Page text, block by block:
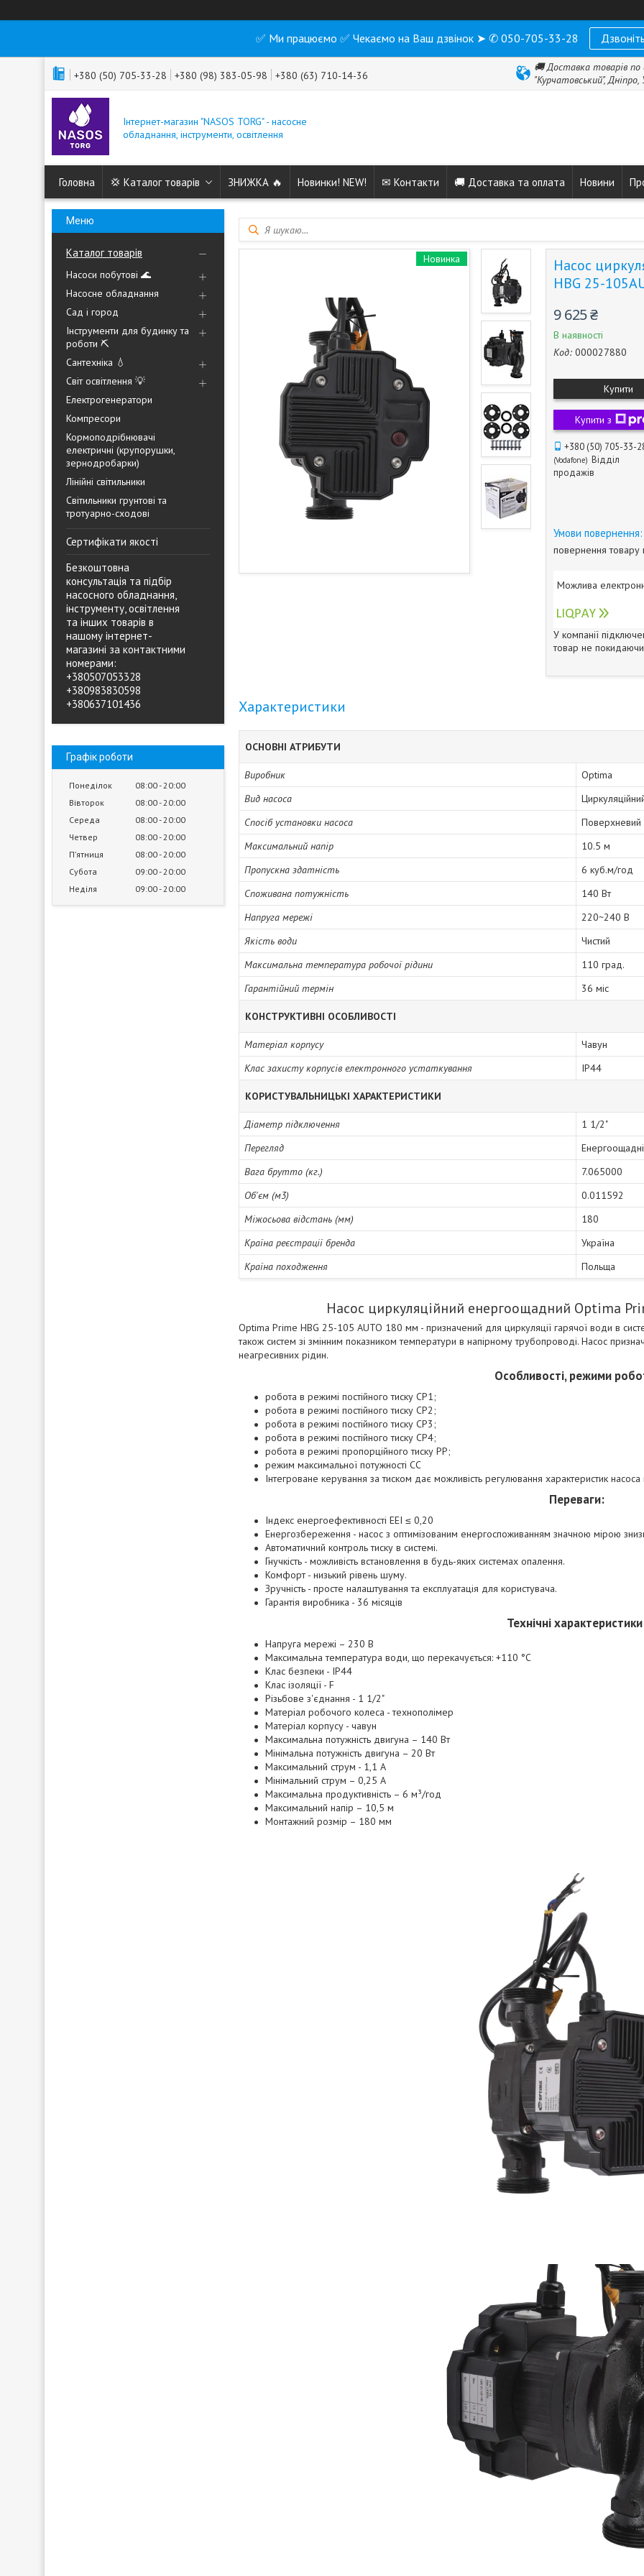
✅ Ми працюємо ✅ Чекаємо на Ваш дзвінок ➤ ✆ 050-705-33-28
+380 (50) 705-33-28 +380 (98) 383-05-98 +380 (63) 710-14-36
🚚 Доставка товарів по
"Курчатовський", Дніпро,
Інтернет-магазин "NASOS TORG" - насосне
обладнання, інструменти, освітлення
Головна 💢 Каталог товарів ЗНИЖКА 🔥 Новинки! NEW! ✉ Контакти 🚚 Доставка та оплата Новини
Каталог товарів
Насоси побутові 🌊
Насосне обладнання
Сад і город
Інструменти для будинку та
роботи ⛏️
Сантехніка 💧
Світ освітлення 💡
Електрогенератори
Компресори
Кормоподрібнювачі
електричні (крупорушки,
зернодробарки)
Лінійні світильники
Світильники грунтові та
тротуарно-сходові
Сертифікати якості
Безкоштовна
консультація та підбір
насосного обладнання,
інструменту, освітлення
та інших товарів в
нашому інтернет-
магазині за контактними
номерами:
+380507053328
+380983830598
+380637101436
Графік роботи
Понеділок 08:00 20:00
Вівторок
08:00 20:00
Середа
08:00 20:00
Четвер
08:00 20:00
Пʼятниця
08:00 20:00
Субота
09:00 20:00
Неділя
09:00 20:00
Новинка
Насос
HBG 25-
9 625 ₴
В наявності
Код: 000027880
Купити
Купити з
+380 (50) 705-33-
Vodafone Відділ
продажів
повернення
У компанії
товар не покидаючи
Характеристики
ОСНОВНІ АТРИБУТИ
Виробник
Optima
Вид насоса
Спосіб установки насоса
Поверхневий
Максимальний напір
10.5 м
Пропускна здатність
6 куб.м/год
Споживана потужність
140 Вт
Напруга мережі
220~240 В
Якість води
Чистий
Максимальна температура робочої рідини
110 град.
Гарантійний термін
36 міс
КОНСТРУКТИВНІ ОСОБЛИВОСТІ
Матеріал корпусу
Чавун
Клас захисту корпусів електронного устаткування
IP44
КОРИСТУВАЛЬНИЦЬКІ ХАРАКТЕРИСТИКИ
Діаметр підключення
1 1/2"
Перегляд
Вага брутто (кг.)
7.065000
Об'єм (м3)
0.011592
Міжосьова відстань (мм)
180
Країна реєстрації бренда
Україна
Країна походження
Польща
Насос циркуляційний енергоощадний Optima
Optima Prime HBG 25-105 AUTO 180 мм - призначений для циркуляції гарячої води в
також систем зі змінним показником температури в напірному трубопроводі. Насос
неагресивних рідин.
Особливості, режими
робота в режимі постійного тиску CP1;
робота в режимі постійного тиску CP2;
робота в режимі постійного тиску CP3;
робота в режимі постійного тиску CP4;
робота в режимі пропорційного тиску PP;
режим максимальної потужності CC
Інтегроване керування за тиском дає можливість регулювання характеристик
Переваги:
Індекс енергоефективності EEI ≤ 0,20
Енергозбереження - насос з оптимізованим енергоспоживанням значною мірою
Автоматичний контроль тиску в системі.
Гнучкість - можливість встановлення в будь-яких системах опалення.
Комфорт - низький рівень шуму.
Зручність - просте налаштування та експлуатація для користувача.
Гарантія виробника - 36 місяців
Технічні
Напруга мережі – 230 В
Максимальна температура води, що перекачується: +110 °С
Клас безпеки - IP44
Клас ізоляції - F
Різьбове з'єднання - 1 1/2"
Матеріал робочого колеса - технополімер
Матеріал корпусу - чавун
Максимальна потужність двигуна – 140 Вт
Мінімальна потужність двигуна – 20 Вт
Максимальний струм - 1,1 А
Мінімальний струм – 0,25 А
Максимальна продуктивність – 6 м³/год
Максимальний напір – 10,5 м
Монтажний розмір – 180 мм